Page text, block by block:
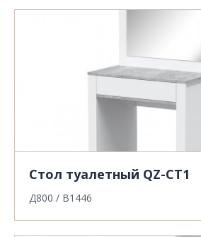
Стол туалетный QZ-СТ1
Д800 / В1446